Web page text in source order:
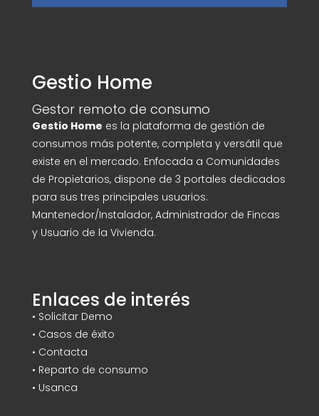
Gestio Home
Gestor remoto de consumo
Gestio Home es la plataforma de gestión de
consumos más potente, completa y versátil que
existe en el mercado. Enfocada a Comunidades
de Propietarios, dispone de 3 portales dedicados
para sus tres principales usuarios:
Mantenedor/Instalador, Administrador de Fincas
y Usuario de la Vivienda.
Enlaces de interés
• Solicitar Demo
• Casos de éxito
• Contacta
• Reparto de consumo
• Usanca